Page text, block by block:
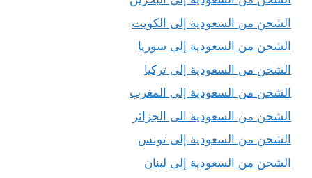
الشحن من السعودية إلى الكويت
الشحن من السعودية إلى سوريا
الشحن من السعودية إلى تركيا
الشحن من السعودية إلى المغرب
الشحن من السعودية الى الجزائر
الشحن من السعودية إلى تونس
الشحن من السعودية إلى لبنان